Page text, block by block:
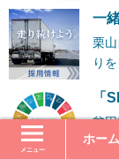
メニュー
ホーム
一
栗
り
「
貧
な